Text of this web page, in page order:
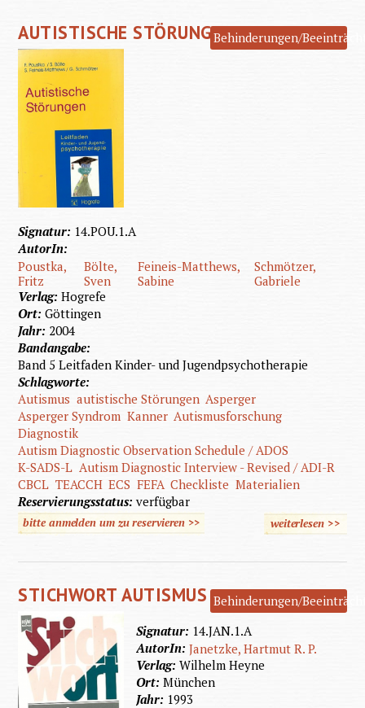
AUTISTISCHE STÖRUNGENBehinderungen/
Signatur: 14.POU.1.A
AutorIn:
Poustka,
Fritz
Bölte,
Sven
Feineis-Matthews,
Sabine
Schmötzer,
Gabriele
Verlag:Hogrefe
Ort:Göttingen
Jahr: 2004
Bandangabe:
Band 5 Leitfaden Kinder- und Jugendpsychotherapie
Schlagworte:
Autismus autistische Störungen Asperger
Asperger Syndrom Kanner Autismusforschung
Diagnostik
Autism Diagnostic Observation Schedule / ADOS
K-SADS-L Autism Diagnostic Interview - Revised / ADI-R
CBCL TEACCH ECS FEFA Checkliste Materialien
Reservierungsstatus:verfügbar
bitte anmelden um zu reservieren >> weiterlesen>>
STICHWORT AUTISMUS Behinderungen/
Signatur: 14.JAN.1.A
AutorIn:Janetzke, Hartmut R. P.
Verlag:Wilhelm Heyne
Ort:München
Jahr: 1993